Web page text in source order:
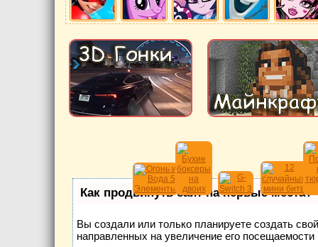
Как продвинуть сайт на первые места?
Вы создали или только планируете создать
направленных на увеличение его